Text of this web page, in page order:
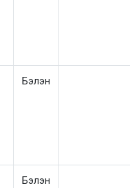
Бэлэн
Бэлэн